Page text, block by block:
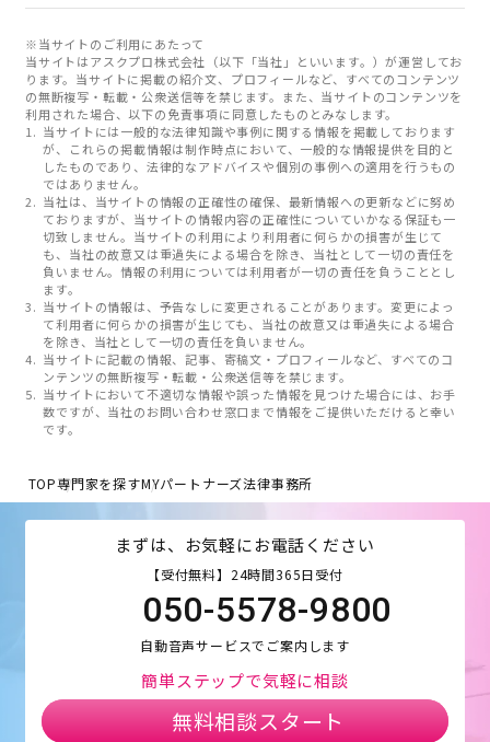
※当サイトのご利用にあたって
当サイトはアスクプロ株式会社（以下「当社」といいます。）が運営してお
ります。当サイトに掲載の紹介文、プロフィールなど、すべてのコンテンツ
の無断複写・転載・公衆送信等を禁じます。また、当サイトのコンテンツを
利用された場合、以下の免責事項に同意したものとみなします。
当サイトには一般的な法律知識や事例に関する情報を掲載しております
が、これらの掲載情報は制作時点において、一般的な情報提供を目的と
したものであり、法律的なアドバイスや個別の事例への適用を行うもの
ではありません。
当社は、当サイトの情報の正確性の確保、最新情報への更新などに努め
ておりますが、当サイトの情報内容の正確性についていかなる保証も一
切致しません。当サイトの利用により利用者に何らかの損害が生じて
も、当社の故意又は重過失による場合を除き、当社として一切の責任を
負いません。情報の利用については利用者が一切の責任を負うこととし
ます。
当サイトの情報は、予告なしに変更されることがあります。変更によっ
て利用者に何らかの損害が生じても、当社の故意又は重過失による場合
を除き、当社として一切の責任を負いません。
当サイトに記載の情報、記事、寄稿文・プロフィールなど、すべてのコ
ンテンツの無断複写・転載・公衆送信等を禁じます。
当サイトにおいて不適切な情報や誤った情報を見つけた場合には、お手
数ですが、当社のお問い合わせ窓口まで情報をご提供いただけると幸い
です。
TOP専門家を探すMYパートナーズ法律事務所
まずは、お気軽にお電話ください
【受付無料】24時間365日受付
050-5578-9800
自動音声サービスでご案内します
簡単ステップで気軽に相談
無料相談スタート